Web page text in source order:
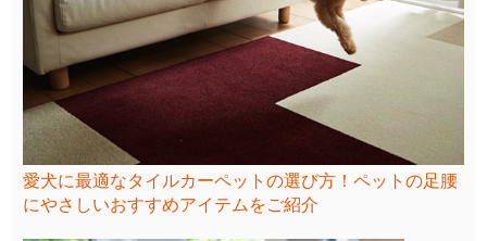
愛犬に最適なタイルカーペットの選び方！ペットの足腰
にやさしいおすすめアイテムをご紹介